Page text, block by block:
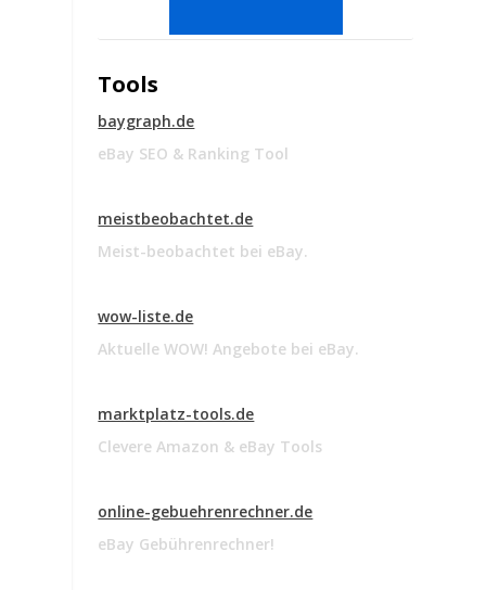
Tools
baygraph.de
eBay SEO & Ranking Tool
meistbeobachtet.de
Meist-beobachtet bei eBay.
wow-liste.de
Aktuelle WOW! Angebote bei eBay.
marktplatz-tools.de
Clevere Amazon & eBay Tools
online-gebuehrenrechner.de
eBay Gebührenrechner!